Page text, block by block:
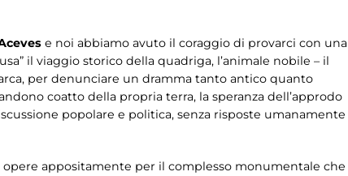
e noi abbiamo avuto il coraggio di provarci con una
il viaggio storico della quadriga, l’animale nobile – il
per denunciare un dramma tanto antico quanto
coatto della propria terra, la speranza dell’approdo
popolare e politica, senza risposte umanamente
appositamente per il complesso monumentale che